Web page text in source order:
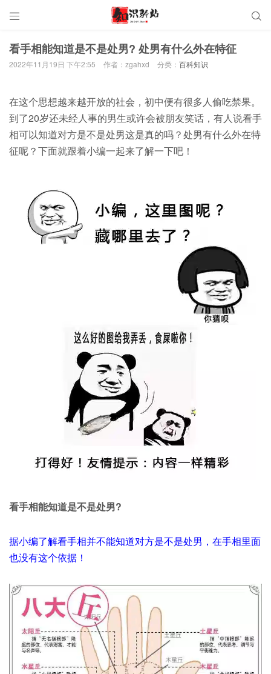
 
看手相能知道是不是处男? 处男有什么外在特征
2022年11月19日 下午2:55 作者：zgahxd 分类： 百科知识
在这个思想越来越开放的社会，初中便有很多人偷吃禁果。
到了20岁还未经人事的男生或许会被朋友笑话，有人说看手
相可以知道对方是不是处男这是真的吗？处男有什么外在特
征呢？下面就跟着小编一起来了解一下吧！
看手相能知道是不是处男?
据小编了解看手相并不能知道对方是不是处男，在手相里面
也没有这个依据！